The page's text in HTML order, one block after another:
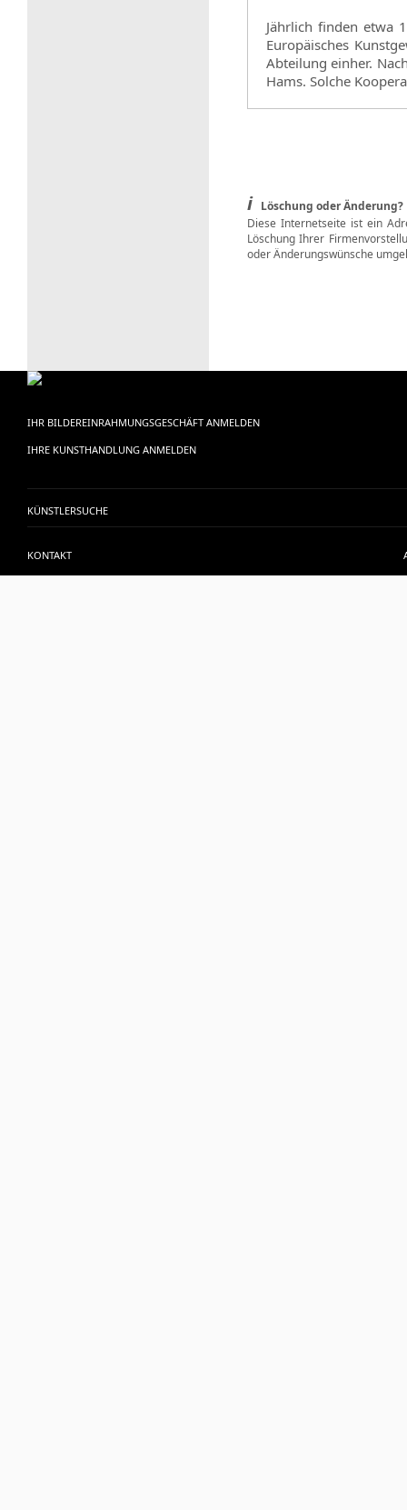
Jährlich finden etwa
Europäisches
Abteilung einher.
Hams. Solche
i Löschung oder Änderung?
Diese Internetseite ist ein
Löschung Ihrer
oder Änderungswünsche
IHR BILDEREINRAHMUNGSGESCHÄFT ANMELDEN
IHRE KUNSTHANDLUNG ANMELDEN
KÜNSTLERSUCHE
KONTAKT